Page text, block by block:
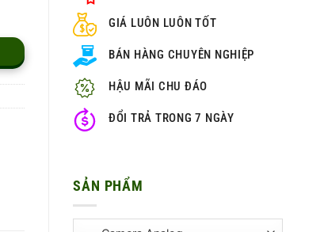
GIÁ LUÔN LUÔN TỐT
BÁN HÀNG CHUYÊN NGHIỆP
HẬU MÃI CHU ĐÁO
ĐỔI TRẢ TRONG 7 NGÀY
SẢN PHẨM